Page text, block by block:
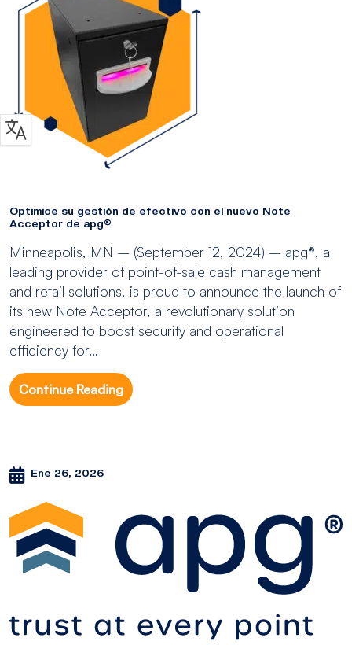
Optimice su gestión de efectivo con el nuevo Note
Acceptor de apg®
Minneapolis, MN – (September 12, 2024) – apg®, a
leading provider of point-of-sale cash management
and retail solutions, is proud to announce the launch of
its new Note Acceptor, a revolutionary solution
engineered to boost security and operational
efficiency for...
Continue Reading
Ene 26, 2026